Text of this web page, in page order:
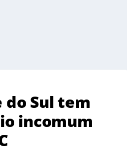
do Sul tem
incomum